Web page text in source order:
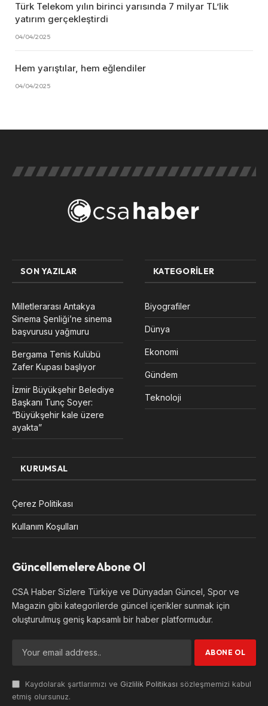
Türk Telekom yılın birinci yarısında 7 milyar TL’lik
yatırım gerçekleştirdi
04/04/2025
Hem yarıştılar, hem eğlendiler
04/04/2025
SON YAZILAR
Milletlerarası Antakya
Sinema Şenliği’ne sinema
başvurusu yağmuru
Bergama Tenis Kulübü
Zafer Kupası başlıyor
İzmir Büyükşehir Belediye
Başkanı Tunç Soyer:
“Büyükşehir kale üzere
ayakta”
KATEGORILER
Biyografiler
Dünya
Ekonomi
Gündem
Teknoloji
KURUMSAL
Çerez Politikası
Kullanım Koşulları
Güncellemelere Abone Ol
CSA Haber Sizlere Türkiye ve Dünyadan Güncel, Spor ve
Magazin gibi kategorilerde güncel içerikler sunmak için
oluşturulmuş geniş kapsamlı bir haber platformudur.
Kaydolarak şartlarımızı ve Gizlilik Politikası sözleşmemizi kabul
etmiş olursunuz.